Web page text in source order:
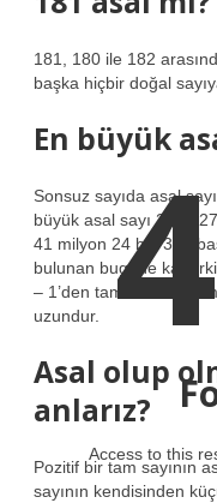
181, 180 ile 182
başka hiçbir doğal
En büyük
Sonsuz sayıda asal
büyük asal sayı
41 milyon 24 bin 320
bulunan bugüne
– 1’den tam olarak 16
uzundur.
Asal olup
anlarız?
Pozitif bir tam sayının
sayının kendisinden
Access to this